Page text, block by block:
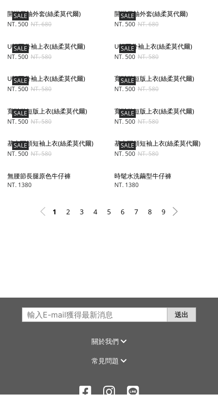
SALE
開襟長袖外套(絲柔莫代爾)
NT. 500 NT. 680
SALE
開襟長袖外套(絲柔莫代爾)
NT. 500 NT. 680
SALE
U領五分袖上衣(絲柔莫代爾)
NT. 500 NT. 580
SALE
U領五分袖上衣(絲柔莫代爾)
NT. 500 NT. 580
SALE
U領五分袖上衣(絲柔莫代爾)
NT. 500 NT. 580
SALE
寬鬆微短版上衣(絲柔莫代爾)
NT. 500 NT. 580
SALE
寬鬆微短版上衣(絲柔莫代爾)
NT. 500 NT. 580
SALE
寬鬆微短版上衣(絲柔莫代爾)
NT. 500 NT. 580
SALE
基本圓領短袖上衣(絲柔莫代爾)
NT. 500 NT. 580
SALE
基本圓領短袖上衣(絲柔莫代爾)
NT. 500 NT. 580
無腰節長腿原色牛仔褲
NT. 1380
時髦水洗繭型牛仔褲
NT. 1380
1 2 3 4 5 6 7 8 9
送出
關於我們
常見問題